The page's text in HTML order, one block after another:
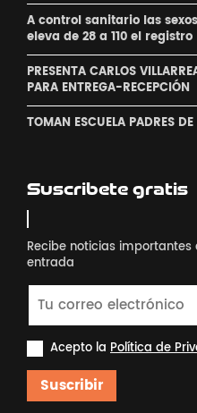
A control sanitario las
eleva de 28 a 110 el registro
PRESENTA CARLOS
PARA ENTREGA-RECEPCIÓN
TOMAN ESCUELA PADRES
Suscribete gratis
Recibe noticias
entrada
Acepto la Política de
Suscribir